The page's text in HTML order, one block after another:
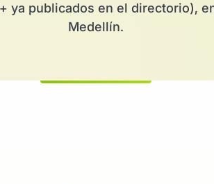
ya publicados en el directorio),
Medellín.